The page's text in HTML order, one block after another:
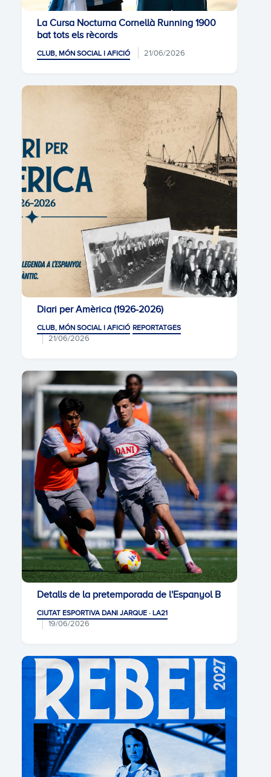
La Cursa Nocturna Cornellà Running 1900
bat tots els rècords
CLUB, MÓN SOCIAL I AFICIÓ 21/06/2026
Diari per Amèrica (1926-2026)
CLUB, MÓN SOCIAL I AFICIÓ REPORTATGES
21/06/2026
Detalls de la pretemporada de l'Espanyol B
CIUTAT ESPORTIVA DANI JARQUE · LA21
19/06/2026